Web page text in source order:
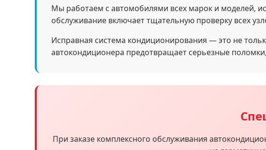
Мы работаем с автомобилями всех марок и моделей,
обслуживание включает тщательную проверку всех
Исправная система кондиционирования — это не
автокондиционера предотвращает серьезные
При заказе комплексного обслуживания